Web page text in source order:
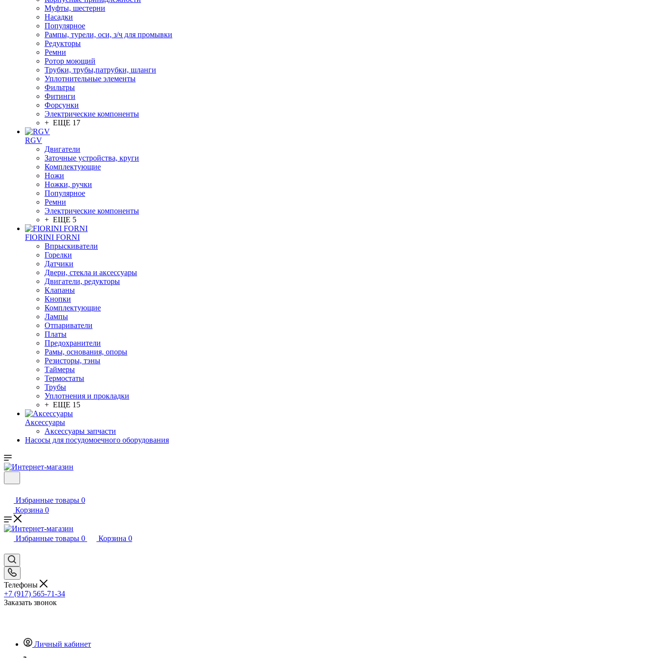
Муфты, шестерни
Насадки
Популярное
Рампы, турели, оси, з/ч для промывки
Редукторы
Ремни
Ротор моющий
Трубки, трубы,патрубки, шланги
Уплотнительные элементы
Фильтры
Фитинги
Форсунки
Электрические компоненты
+ ЕЩЕ 17
RGV
Двигатели
Заточные устройства, круги
Комплектующие
Ножи
Ножки, ручки
Популярное
Ремни
Электрические компоненты
+ ЕЩЕ 5
FIORINI FORNI
Впрыскиватели
Горелки
Датчики
Двери, стекла и аксессуары
Двигатели, редукторы
Клапаны
Кнопки
Комплектующие
Лампы
Отпариватели
Платы
Предохранители
Рамы, основания, опоры
Резисторы, тэны
Таймеры
Термостаты
Трубы
Уплотнения и прокладки
+ ЕЩЕ 15
Аксессуары
Аксессуары запчасти
Насосы для посудомоечного оборудования
Избранные товары 0
Корзина 0
Избранные товары 0 Корзина 0
Телефоны
+7 (917) 565-71-34
Заказать звонок
Личный кабинет